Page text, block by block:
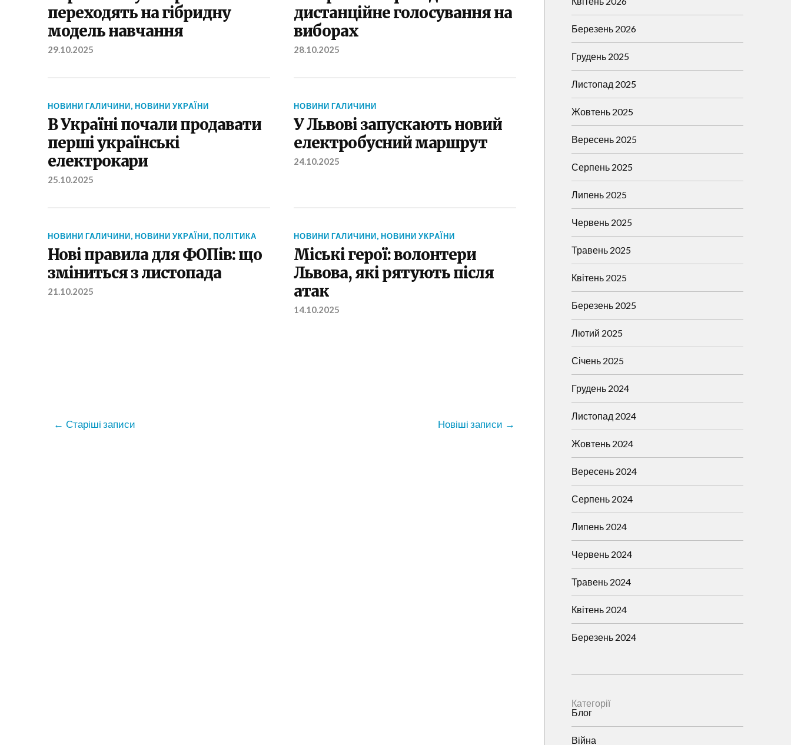
переходять на гібридну
модель навчання
29.10.2025
дистанційне голосування на
виборах
28.10.2025
НОВИНИ ГАЛИЧИНИ, НОВИНИ УКРАЇНИ
В Україні почали продавати
перші українські
електрокари
25.10.2025
НОВИНИ ГАЛИЧИНИ
У Львові запускають новий
електробусний маршрут
24.10.2025
НОВИНИ ГАЛИЧИНИ, НОВИНИ УКРАЇНИ, ПОЛІТИКА
Нові правила для ФОПів: що
зміниться з листопада
21.10.2025
НОВИНИ ГАЛИЧИНИ, НОВИНИ УКРАЇНИ
Міські герої: волонтери
Львова, які рятують після
атак
14.10.2025
Старіші записи Новіші записи
Березень 2026
Грудень 2025
Листопад 2025
Жовтень 2025
Вересень 2025
Серпень 2025
Липень 2025
Червень 2025
Травень 2025
Квітень 2025
Березень 2025
Лютий 2025
Січень 2025
Грудень 2024
Листопад 2024
Жовтень 2024
Вересень 2024
Серпень 2024
Липень 2024
Червень 2024
Травень 2024
Квітень 2024
Березень 2024
Категорії
Блог
Війна